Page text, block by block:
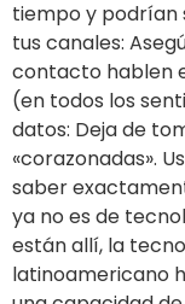
tiempo y podrían
tus canales:
contacto hablen
(en todos los
datos: Deja de
«corazonadas».
saber
ya no es de
están allí, la
latinoamericano